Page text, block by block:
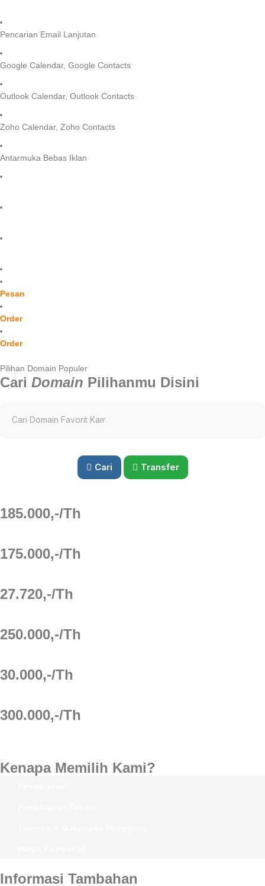
Pencarian Email Lanjutan
Google Calendar, Google Contacts
Outlook Calendar, Outlook Contacts
Zoho Calendar, Zoho Contacts
Antarmuka Bebas Iklan
Pesan
Order
Order
Pilihan Domain Populer
Cari Domain Pilihanmu Disini
Cari Transfer
185.000,-/Th
175.000,-/Th
27.720,-/Th
250.000,-/Th
30.000,-/Th
300.000,-/Th
Kenapa Memilih Kami?
Informasi Tambahan